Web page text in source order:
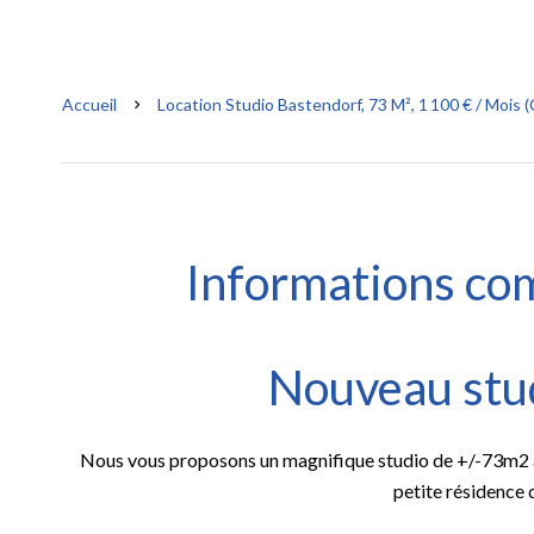
Accueil Location Studio Bastendorf, 73 M², 1 100 € / Mois
Informations
Nouveau
Nous vous proposons un magnifique studio de +/-73m2
petite résidence